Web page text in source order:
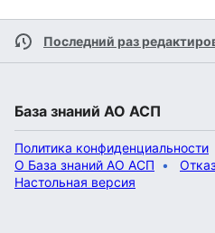
Последний раз
База знаний АО АСП
Политика конфиденциальности
О База знаний АО АСП
Настольная версия